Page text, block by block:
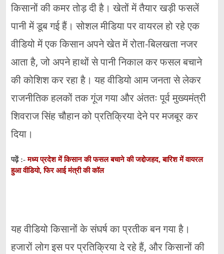
किसानों की कमर तोड़ दी है। खेतों में तैयार खड़ी फसलें
पानी में डूब गई हैं। सोशल मीडिया पर वायरल हो रहे एक
वीडियो में एक किसान अपने खेत में रोता-बिलखता नजर
आता है, जो अपने हाथों से पानी निकाल कर फसल बचाने
की कोशिश कर रहा है। यह वीडियो आम जनता से लेकर
राजनीतिक हलकों तक गूंज गया और अंततः पूर्व मुख्यमंत्री
शिवराज सिंह चौहान को प्रतिक्रिया देने पर मजबूर कर
दिया।
पढ़ें :-मध्य प्रदेश में किसान की फसल बचाने की जद्दोजहद, बारिश में वायरल
हुआ वीडियो, फिर आई मंत्री की कॉल
यह वीडियो किसानों के संघर्ष का प्रतीक बन गया है।
हजारों लोग इस पर प्रतिक्रिया दे रहे हैं, और किसानों की